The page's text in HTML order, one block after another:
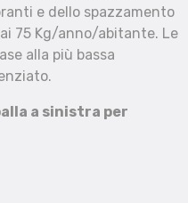
e dello spazzamento
75 Kg/anno/abitante. Le
alla più bassa
a sinistra per